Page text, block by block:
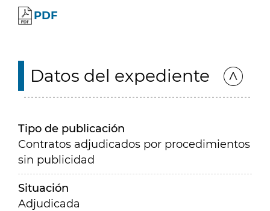
PDF
Datos del expediente
Tipo de publicación
Contratos adjudicados por procedimientos
sin publicidad
Situación
Adjudicada